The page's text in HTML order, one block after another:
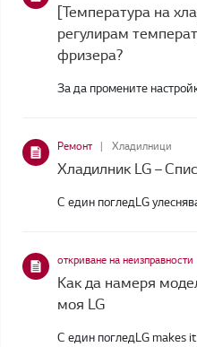
[Температура на
регулирам
фризера?
За да промените
Ремонт Хладилници
Хладилник LG –
С един погледLG
откриване на неизправности
Как да намеря
моя LG
С един погледLG makes